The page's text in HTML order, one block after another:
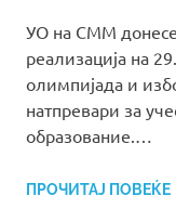
УО на СММ
реализација на
олимпијада и
натпревари за
образование.…
ПРОЧИТАЈ ПОВЕЌЕ